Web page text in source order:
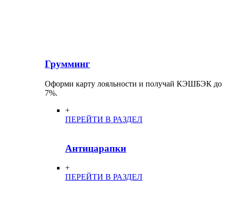
Грумминг
Оформи карту лояльности и получай КЭШБЭК до
7%.
+
ПЕРЕЙТИ В РАЗДЕЛ
Антицарапки
+
ПЕРЕЙТИ В РАЗДЕЛ